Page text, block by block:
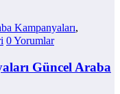
Kampanyaları,
0 Yorumlar
Güncel Araba